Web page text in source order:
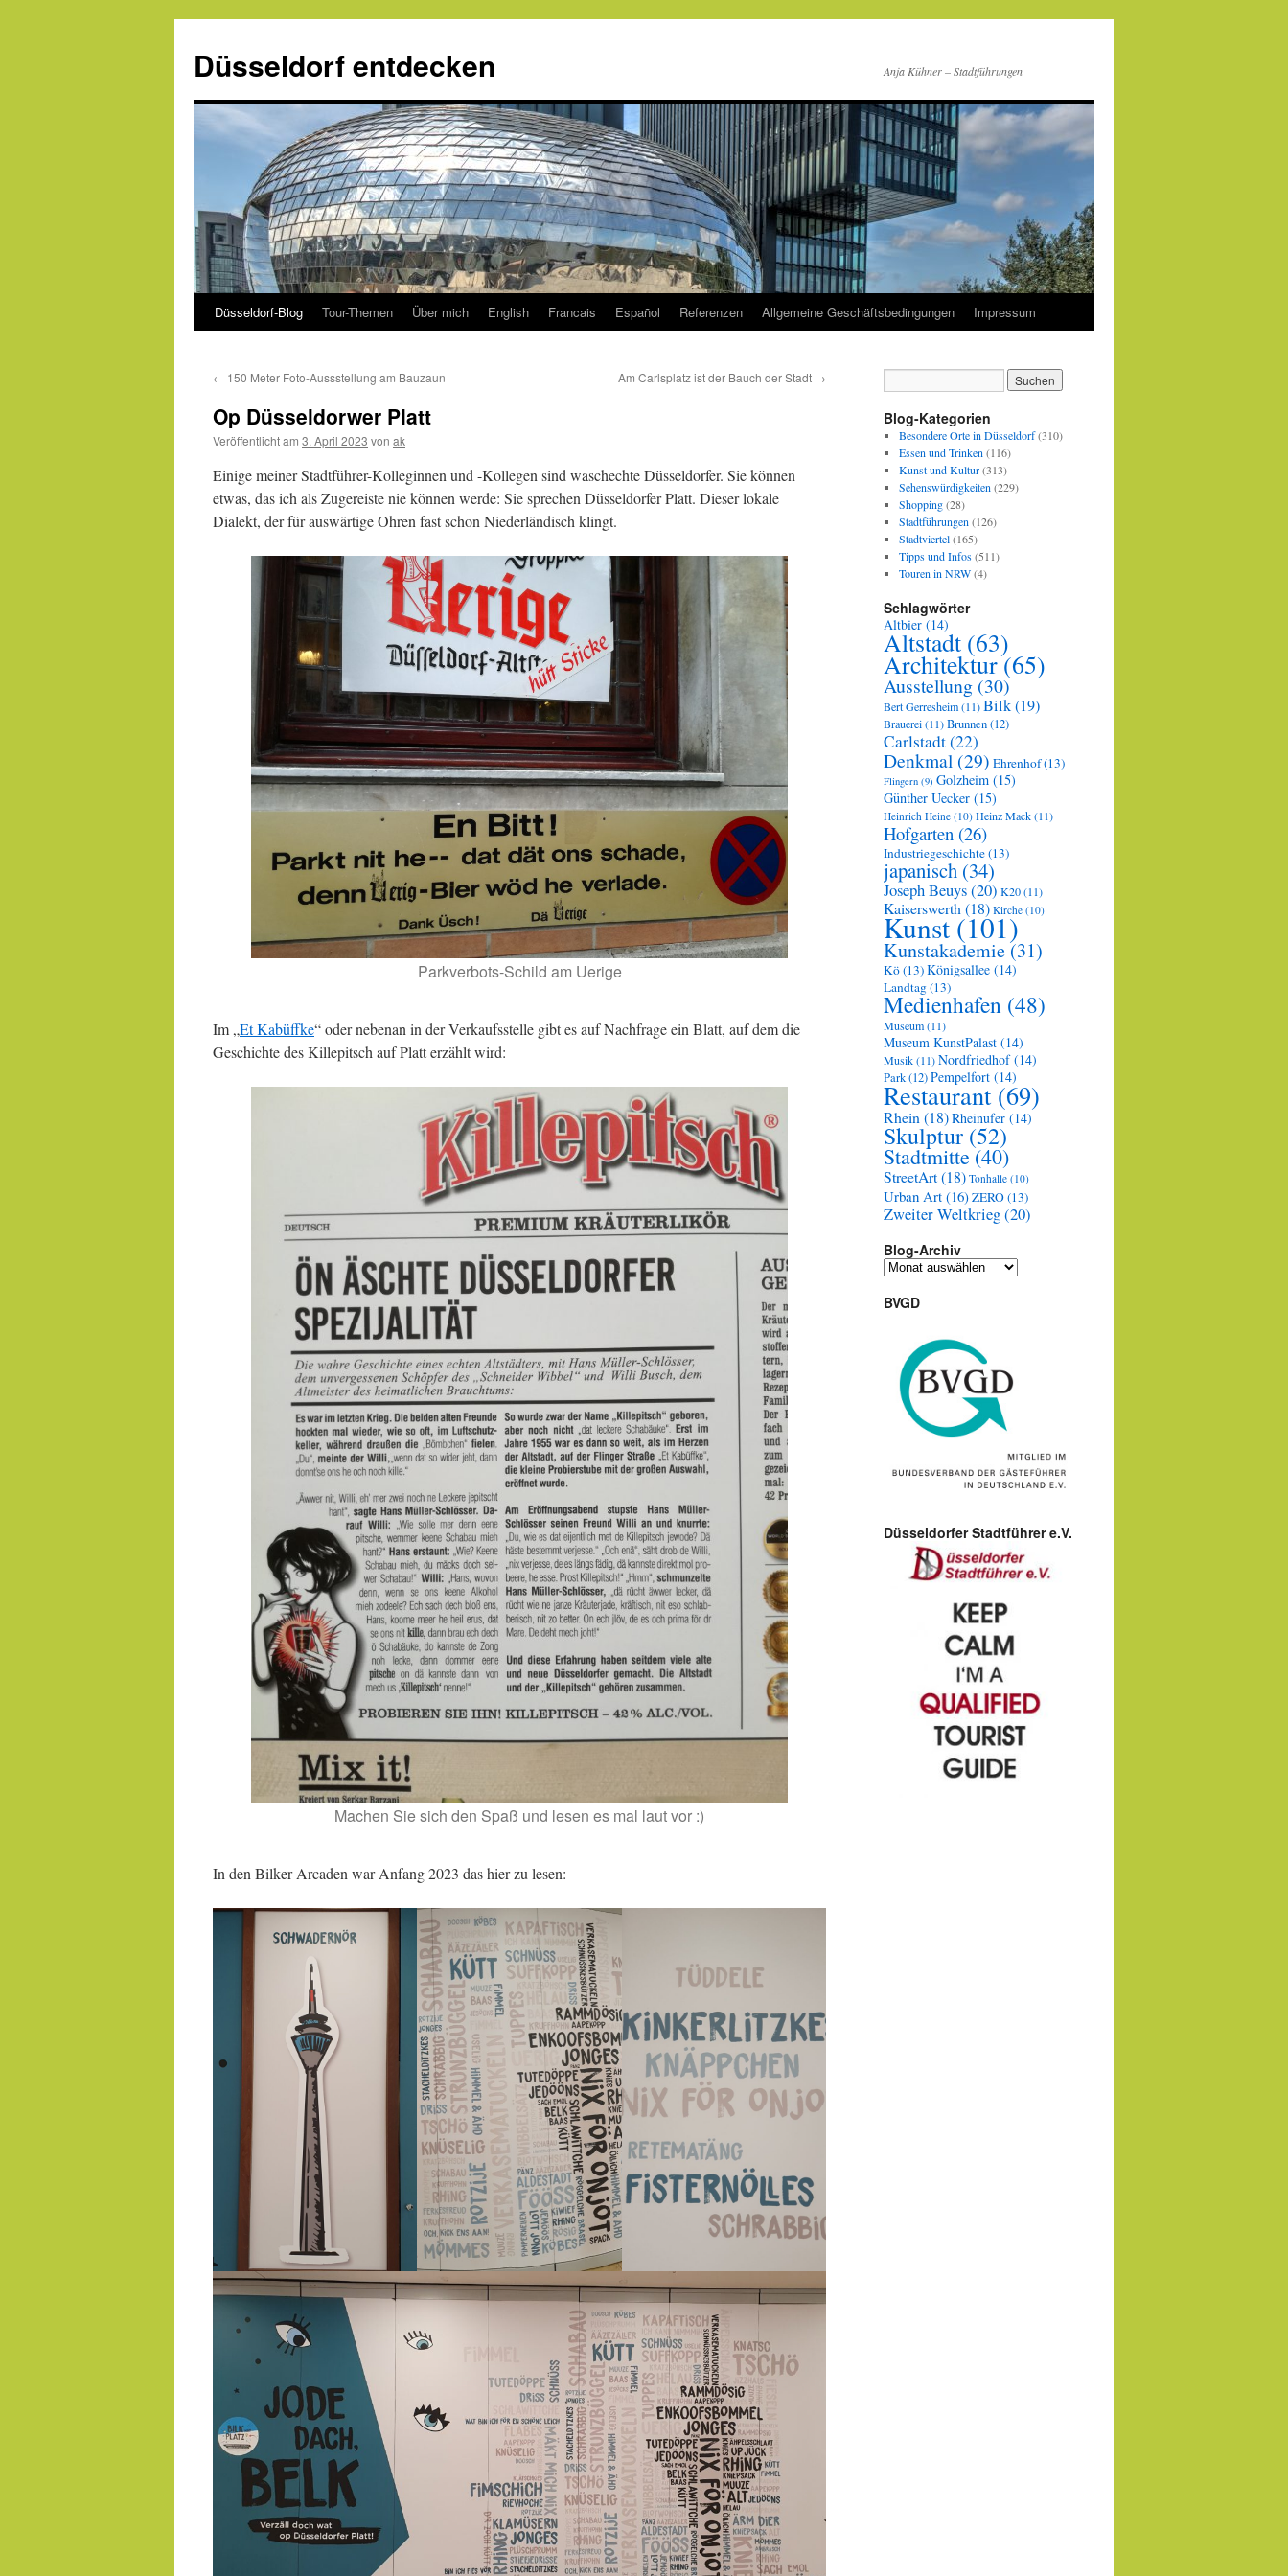
springen
Düsseldorf entdecken Anja Kühner – Stadtführungen
Düsseldorf-Blog Tour-Themen Über mich English Francais Español Referenzen Allgemeine Geschäftsbedingungen Impressum
← 150 Meter Foto-Aussstellung am Bauzaun Am Carlsplatz ist der Bauch der Stadt →
Op Düsseldorwer Platt
Veröffentlicht am 3. April 2023 von ak
Einige meiner Stadtführer-Kolleginnen und -Kollegen sind waschechte Düsseldorfer. Sie können
etwas, das ich als Zugereiste nie können werde: Sie sprechen Düsseldorfer Platt. Dieser lokale
Dialekt, der für auswärtige Ohren fast schon Niederländisch klingt.
Parkverbots-Schild am Uerige
Im „Et Kabüffke“ oder nebenan in der Verkaufsstelle gibt es auf Nachfrage ein Blatt, auf dem die
Geschichte des Killepitsch auf Platt erzählt wird:
Machen Sie sich den Spaß und lesen es mal laut vor :)
In den Bilker Arcaden war Anfang 2023 das hier zu lesen:
Blog-Kategorien
Besondere Orte in Düsseldorf(310)
Essen und Trinken (116)
Kunst und Kultur(313)
Sehenswürdigkeiten (229)
Shopping(28)
Stadtführungen (126)
Stadtviertel(165)
Tipps und Infos(511)
Touren in NRW(4)
Schlagwörter
Altbier (14)
Altstadt (63)
Architektur(65)
Ausstellung (30)
Bert Gerresheim(11)Bilk(19)
Brauerei(11)Brunnen(12)
Carlstadt(22)
Denkmal (29) Ehrenhof(13)
Flingern (9) Golzheim (15)
Günther Uecker (15)
Heinrich Heine (10) Heinz Mack(11)
Hofgarten (26)
Industriegeschichte(13)
japanisch (34)
Joseph Beuys(20) K20(11)
Kaiserswerth (18) Kirche (10)
Kunst(101)
Kunstakademie(31)
Kö(13)Königsallee (14)
Landtag(13)
Medienhafen (48)
Museum(11)
Museum KunstPalast (14)
Musik(11)Nordfriedhof(14)
Park(12)Pempelfort (14)
Restaurant(69)
Rhein (18)Rheinufer (14)
Skulptur (52)
Stadtmitte(40)
StreetArt(18) Tonhalle (10)
Urban Art (16)ZERO(13)
Zweiter Weltkrieg(20)
Blog-Archiv
Blog-
BVGD
Düsseldorfer Stadtführer e.V.